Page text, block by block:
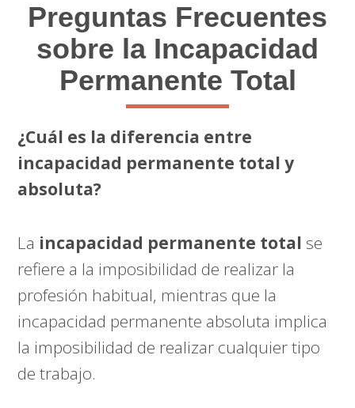
Preguntas Frecuentes
sobre la Incapacidad
Permanente Total
¿Cuál es la diferencia entre
incapacidad permanente total y
absoluta?
La incapacidad permanente total se
refiere a la imposibilidad de realizar la
profesión habitual, mientras que la
incapacidad permanente absoluta implica
la imposibilidad de realizar cualquier tipo
de trabajo.